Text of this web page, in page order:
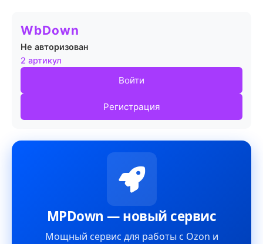
WbDown
Не авторизован
2 артикул
Войти
Регистрация
MPDown — новый сервис
Мощный сервис для работы с Ozon и